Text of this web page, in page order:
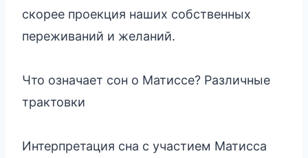
скорее проекция наших собственных
переживаний и желаний.
Что означает сон о Матиссе? Различные
трактовки
Интерпретация сна с участием Матисса